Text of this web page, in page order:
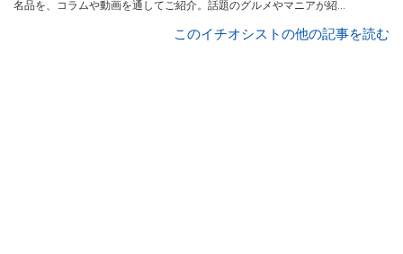
名品を、コラムや動画を通してご紹介。話題のグルメやマニアが紹介
インフルエンサーが実際に使用してレビューしています。毎日トレン
このイチオシストの他の記事を読む